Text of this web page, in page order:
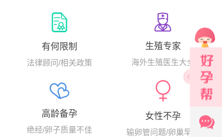
有何限制
法律顾问/相关政策
生殖专家
海外生殖医生大全
高龄备孕
绝经/卵子质量不佳
女性不孕
输卵管问题/卵巢早衰